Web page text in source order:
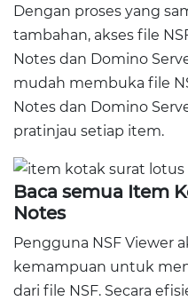
Dengan proses yang
tambahan, akses file
Notes dan Domino
mudah membuka file
Notes dan Domino
pratinjau setiap item.
Baca semua Item
Notes
Pengguna NSF Viewer
kemampuan untuk
dari file NSF. Secara